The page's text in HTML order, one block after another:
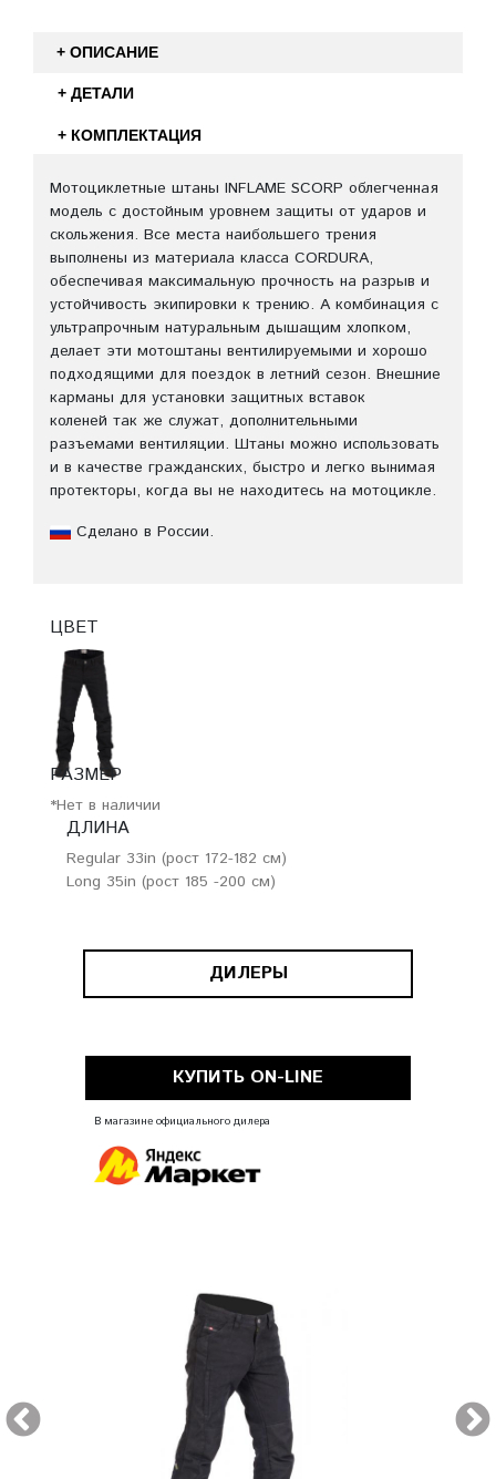
+ ОПИСАНИЕ
+ ДЕТАЛИ
+ КОМПЛЕКТАЦИЯ
Мотоциклетные штаны INFLAME SCORP облегченная
модель с достойным уровнем защиты от ударов и
скольжения. Все места наибольшего трения
выполнены из материала класса CORDURA,
обеспечивая максимальную прочность на разрыв и
устойчивость экипировки к трению. А комбинация с
ультрапрочным натуральным дышащим хлопком,
делает эти мотоштаны вентилируемыми и хорошо
подходящими для поездок в летний сезон. Внешние
карманы для установки защитных вставок
коленей так же служат, дополнительными
разъемами вентиляции. Штаны можно использовать
и в качестве гражданских, быстро и легко вынимая
протекторы, когда вы не находитесь на мотоцикле.
Сделано в России.
ЦВЕТ
РАЗМЕР
*Нет в наличии
ДЛИНА
Regular 33in (рост 172-182 см)
Long 35in (рост 185 -200 см)
ДИЛЕРЫ
КУПИТЬ ON-LINE
В магазине официального дилера